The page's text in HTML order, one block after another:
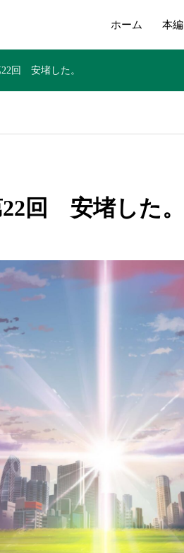
ホーム 本編
回 安堵した。
回 安堵した。